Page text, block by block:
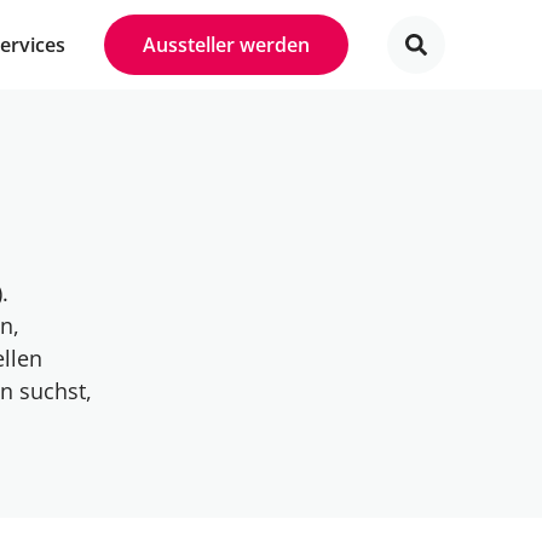
Aussteller werden
suchst,